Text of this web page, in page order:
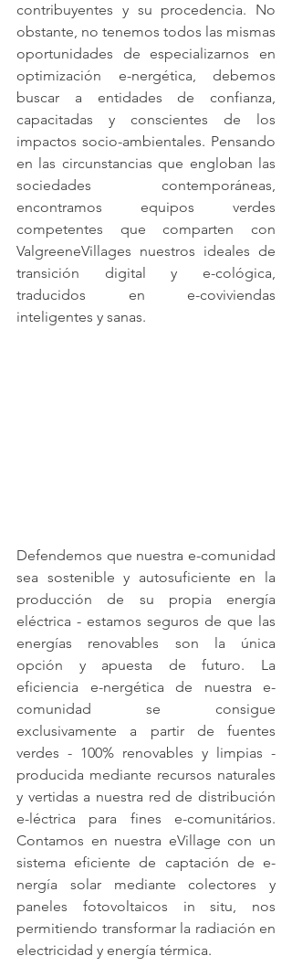
contribuyentes y su procedencia. No
obstante, no tenemos todos las mismas
oportunidades de especializarnos en
optimización e-nergética, debemos
buscar a entidades de confianza,
capacitadas y conscientes de los
impactos socio-ambientales. Pensando
en las circunstancias que engloban las
sociedades contemporáneas,
encontramos equipos verdes
competentes que comparten con
ValgreeneVillages nuestros ideales de
transición digital y e-cológica,
traducidos en e-coviviendas
inteligentes y sanas.
Defendemos que nuestra e-comunidad
sea sostenible y autosuficiente en la
producción de su propia energía
eléctrica - estamos seguros de que las
energías renovables son la única
opción y apuesta de futuro. La
eficiencia e-nergética de nuestra e-
comunidad se consigue
exclusivamente a partir de fuentes
verdes - 100% renovables y limpias -
producida mediante recursos naturales
y vertidas a nuestra red de distribución
e-léctrica para fines e-comunitários.
Contamos en nuestra eVillage con un
sistema eficiente de captación de e-
nergía solar mediante colectores y
paneles fotovoltaicos in situ, nos
permitiendo transformar la radiación en
electricidad y energía térmica.